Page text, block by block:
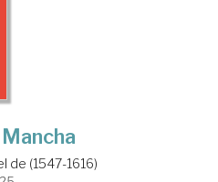
de (1547-1616)